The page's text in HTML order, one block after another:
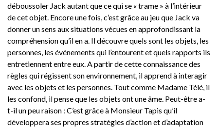
déboussoler Jack autant que ce qui se « trame » à l’intérieur
de cet objet. Encore une fois, c’est grâce au jeu que Jack va
donner un sens aux situations vécues en approfondissant la
compréhension qu’il en a. Il découvre quels sont les objets, les
personnes, les événements qui l’entourent et quels rapports ils
entretiennent entre eux. A partir de cette connaissance des
règles qui régissent son environnement, il apprend à interagir
avec les objets et les personnes. Tout comme Madame Télé, il
les confond, il pense que les objets ont une âme. Peut-être a-
t-il un peu raison : C’est grâce à Monsieur Tapis qu’il
développera ses propres stratégies d’action et d’adaptation